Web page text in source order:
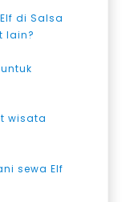
di Salsa
lain?
wisata
sewa Elf